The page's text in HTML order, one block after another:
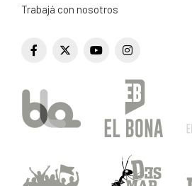
Trabajá con nosotros